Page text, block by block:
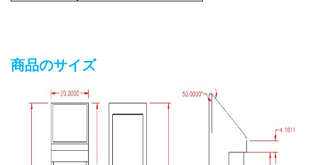
商品のサイズ